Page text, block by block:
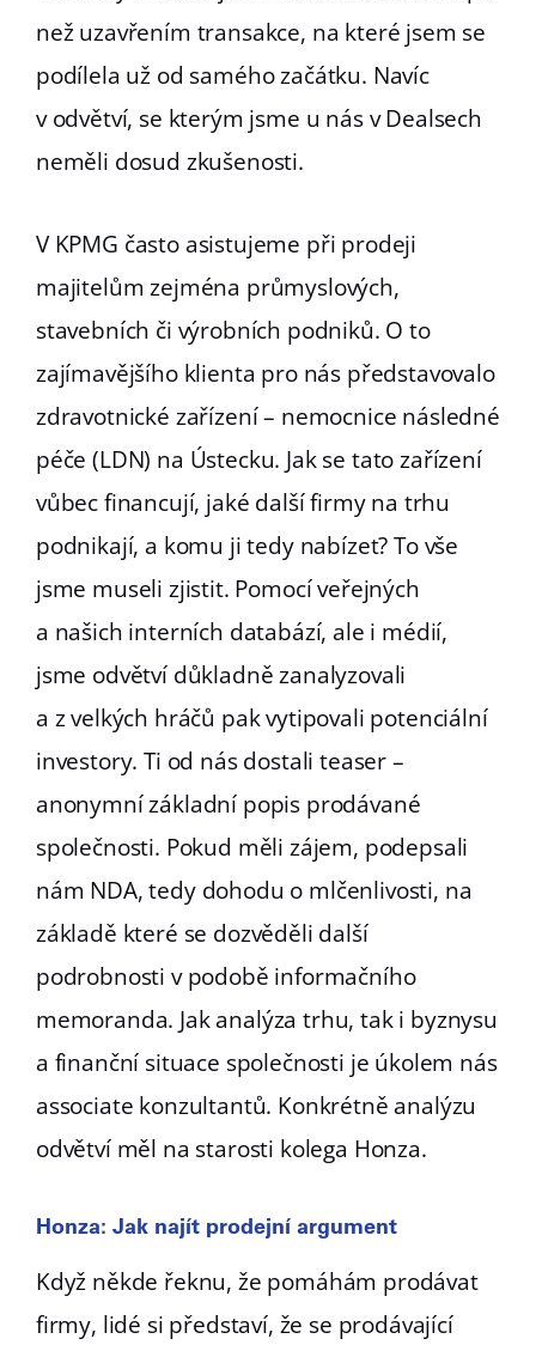
než uzavřením transakce, na které jsem se
podílela už od samého začátku. Navíc
v odvětví, se kterým jsme u nás v Dealsech
neměli dosud zkušenosti.
V KPMG často asistujeme při prodeji
majitelům zejména průmyslových,
stavebních či výrobních podniků. O to
zajímavějšího klienta pro nás představovalo
zdravotnické zařízení – nemocnice následné
péče (LDN) na Ústecku. Jak se tato zařízení
vůbec financují, jaké další firmy na trhu
podnikají, a komu ji tedy nabízet? To vše
jsme museli zjistit. Pomocí veřejných
a našich interních databází, ale i médií,
jsme odvětví důkladně zanalyzovali
a z velkých hráčů pak vytipovali potenciální
investory. Ti od nás dostali teaser –
anonymní základní popis prodávané
společnosti. Pokud měli zájem, podepsali
nám NDA, tedy dohodu o mlčenlivosti, na
základě které se dozvěděli další
podrobnosti v podobě informačního
memoranda. Jak analýza trhu, tak i byznysu
a finanční situace společnosti je úkolem nás
associate konzultantů. Konkrétně analýzu
odvětví měl na starosti kolega Honza.
Honza: Jak najít prodejní argument
Když někde řeknu, že pomáhám prodávat
firmy, lidé si představí, že se prodávající